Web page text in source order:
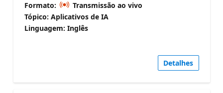
Formato:
Transmissão ao vivo
Tópico: Aplicativos de IA
Linguagem: Inglês
Detalhes